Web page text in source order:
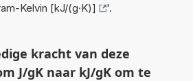
Kelvin [kJ/(g·K)]
'.
kracht van deze
J/gK naar kJ/gK om te